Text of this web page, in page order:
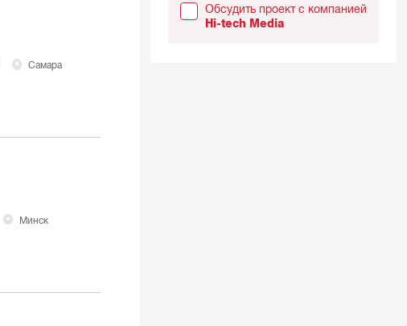
Самара
Минск
Обсудить проект с компанией
Hi-tech Media